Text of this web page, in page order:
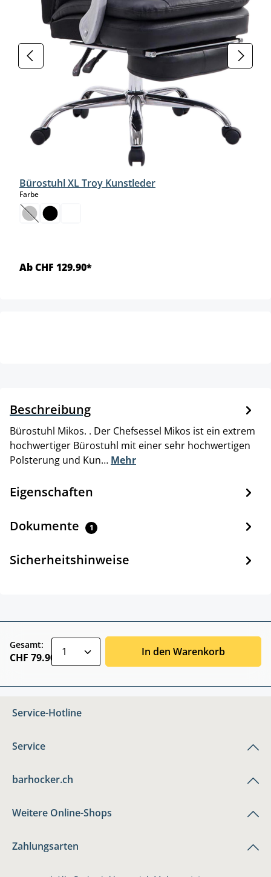
Bürostuhl XL Troy Kunstleder
Farbeauswählen
(Diese Option ist zurzeit nicht verfügbar.)
Ab CHF 129.90*
Beschreibung
Bürostuhl Mikos. . Der Chefsessel Mikos ist ein extrem
hochwertiger Bürostuhl mit einer sehr hochwertigen
Polsterung und Kun… Mehr
Eigenschaften
Dokumente 1
Sicherheitshinweise
Gesamt:
CHF 79.90 In den Warenkorb
Service-Hotline
Service
barhocker.ch
Weitere Online-Shops
Zahlungsarten